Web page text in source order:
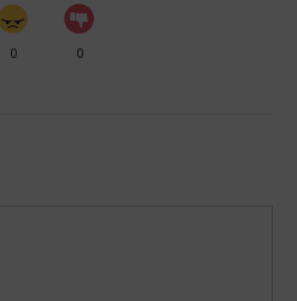
0 0